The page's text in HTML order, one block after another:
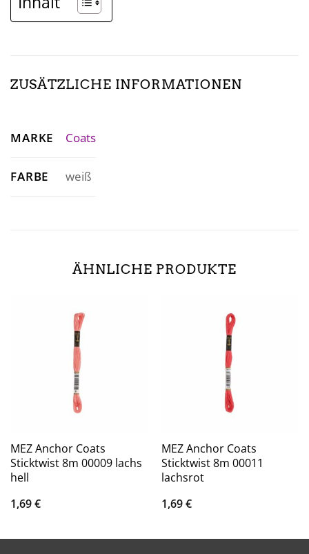
ZUSÄTZLICHE INFORMATIONEN
MARKE Coats
FARBE weiß
ÄHNLICHE PRODUKTE
MEZ Anchor Coats
Sticktwist 8m 00009 lachs
hell
1,69€
MEZ Anchor Coats
Sticktwist 8m 00011
lachsrot
1,69€